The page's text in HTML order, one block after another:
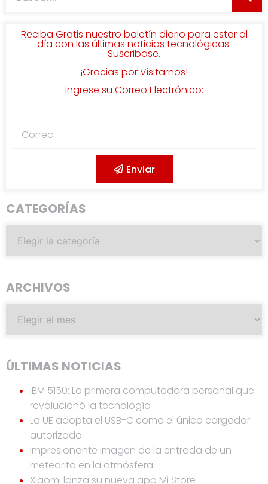
Reciba Gratis nuestro boletín diario para estar al
día con las últimas noticias tecnológicas.
Suscribase.
¡Gracias por Visitarnos!
Ingrese su Correo Electrónico:
Enviar
CATEGORÍAS
ARCHIVOS
ÚLTIMAS NOTICIAS
IBM 5150: La primera computadora personal que
revolucionó la tecnología
La UE adopta el USB-C como el único cargador
autorizado
Impresionante imagen de la entrada de un
meteorito en la atmósfera
Xiaomi lanza su nueva app Mi Store